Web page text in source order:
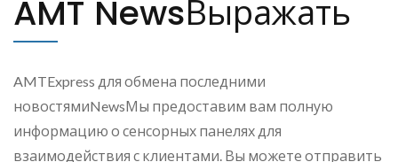
AMT NewsВыражать
AMTExpress для обмена последними
новостямиNewsМы предоставим вам полную
информацию о сенсорных панелях для
взаимодействия с клиентами. Вы можете отправить